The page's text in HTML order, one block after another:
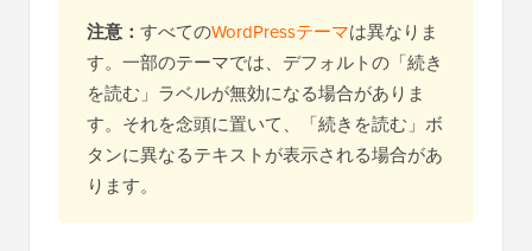
注意： すべてのWordPressテーマは異なりま
す。一部のテーマでは、デフォルトの「続き
を読む」ラベルが無効になる場合がありま
す。それを念頭に置いて、「続きを読む」ボ
タンに異なるテキストが表示される場合があ
ります。